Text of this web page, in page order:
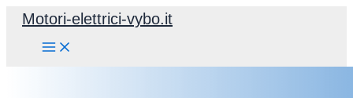
VaiMotori-elettrici-vybo.it